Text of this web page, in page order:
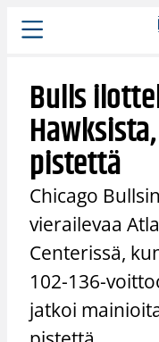
Siirry
sisältöön
Bulls
pistettä
Chicago
vierailevaa
Centerissä,
102-136-
jatkoi